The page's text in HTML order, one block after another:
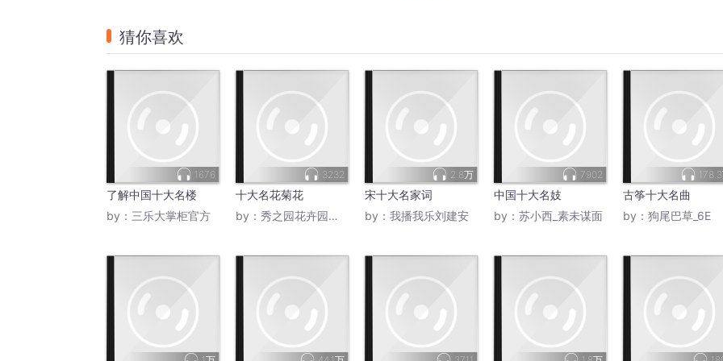
猜你喜欢
1676
了解中国十大名楼
by： 三乐大掌柜官方
3232
十大名花菊花
by： 秀之园花卉园艺师
2.8万
宋十大名家词
by： 我播我乐刘建安
7902
中国十大名妓
by： 苏小西_素未谋面
古筝十大名曲
by： 狗尾巴草_6E